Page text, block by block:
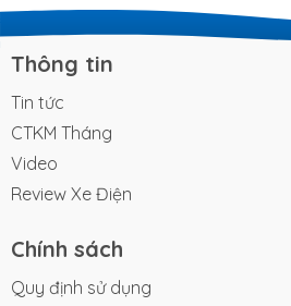
Thông tin
Tin tức
CTKM Tháng
Video
Review Xe Điện
Chính sách
Quy định sử dụng